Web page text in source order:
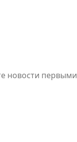
новости первыми